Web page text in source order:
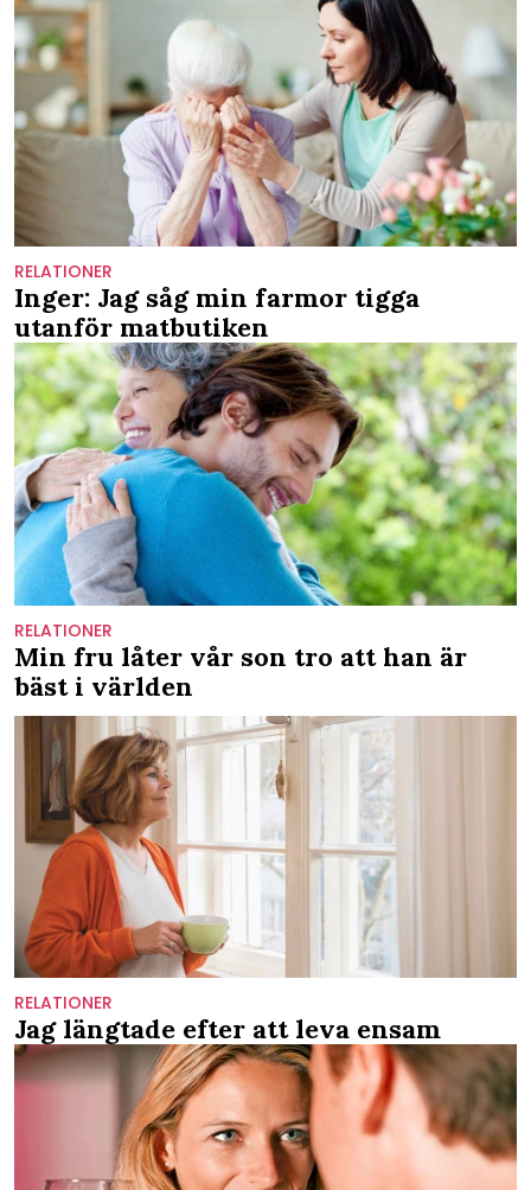
RELATIONER
Inger: Jag såg min farmor tigga
utanför matbutiken
RELATIONER
Min fru låter vår son tro att han är
bäst i världen
RELATIONER
Jag längtade efter att leva ensam